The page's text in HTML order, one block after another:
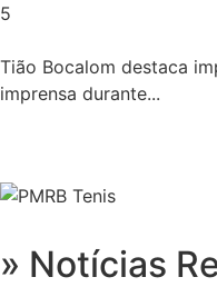
5
Tião Bocalom destaca
imprensa durante...
» Notícias